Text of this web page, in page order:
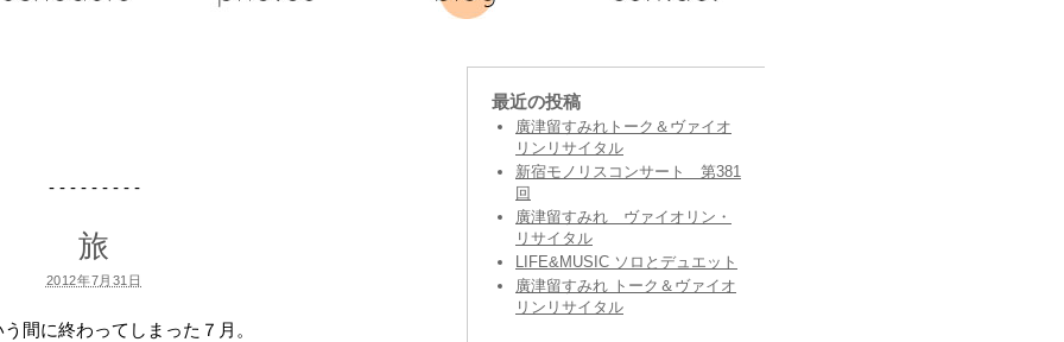
- - - - - - - - -
旅
2012年7月31日
間に終わってしまった７月。
最近の投稿
廣津留すみれトーク＆ヴァイオ
リンリサイタル
新宿モノリスコンサート 第381
回
廣津留すみれ ヴァイオリン・
リサイタル
LIFE&MUSIC ソロとデュエット
廣津留すみれ トーク＆ヴァイオ
リンリサイタル